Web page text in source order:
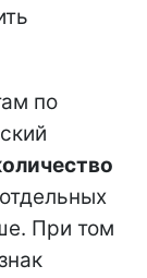
по
При том